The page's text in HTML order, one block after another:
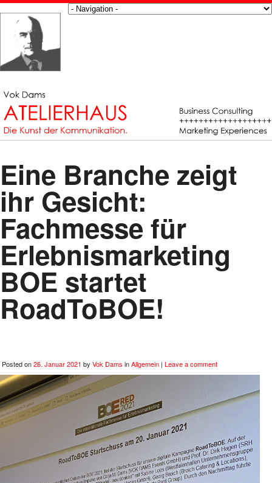
Eine Branche zeigt
ihr Gesicht:
Fachmesse für
Erlebnismarketing
BOE startet
RoadToBOE!
Posted on26. Januar 2021 by Vok Dams inAllgemein | Leave a comment